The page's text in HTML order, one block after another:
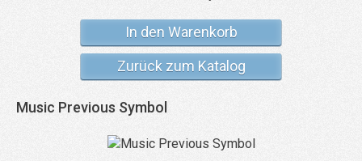
In den Warenkorb
Zurück zum Katalog
Music Previous Symbol